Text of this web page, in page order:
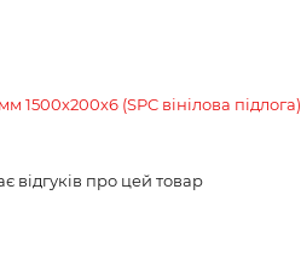
1500х200х6 (SPC вінілова підлога)
відгуків про цей товар